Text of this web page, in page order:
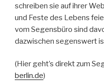
schreiben sie auf ihrer
und Feste des Lebens
vom Segensbüro sind
dazwischen segenswert
(Hier geht’s direkt zum
berlin.de)